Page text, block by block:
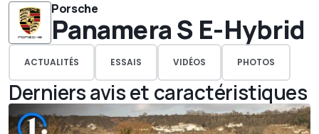
Porsche
Panamera S E-Hybrid
ACTUALITÉS ESSAIS VIDÉOS PHOTOS
Derniers avis et caractéristiques